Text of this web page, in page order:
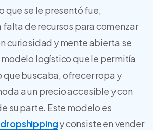
que se le presentó fue,
de recursos para comenzar
curiosidad y mente abierta se
modelo logístico que le permitía
que buscaba, ofrecer ropa y
a un precio accesible y con
su parte. Este modelo es
dropshippingy consiste en vender